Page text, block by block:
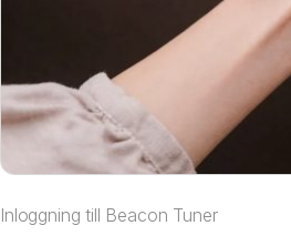
Inloggning till Beacon Tuner